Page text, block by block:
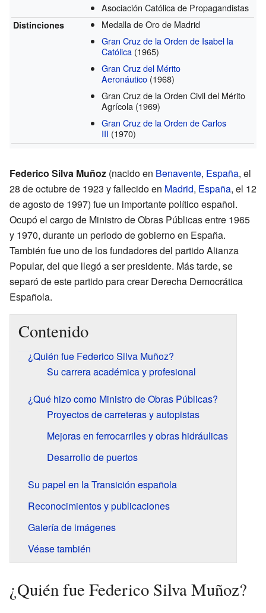
Asociación Católica de Propagandistas
Distinciones
Medalla de Oro de Madrid
Gran Cruz de la Orden de Isabel la
Católica (1965)
Gran Cruz del Mérito
Aeronáutico (1968)
Gran Cruz de la Orden Civil del Mérito
Agrícola (1969)
Gran Cruz de la Orden de Carlos
III (1970)
Federico Silva Muñoz (nacido en Benavente, España, el
28 de octubre de 1923 y fallecido en Madrid, España, el 12
de agosto de 1997) fue un importante político español.
Ocupó el cargo de Ministro de Obras Públicas entre 1965
y 1970, durante un periodo de gobierno en España.
También fue uno de los fundadores del partido Alianza
Popular, del que llegó a ser presidente. Más tarde, se
separó de este partido para crear Derecha Democrática
Española.
Contenido
¿Quién fue Federico Silva Muñoz?
Su carrera académica y profesional
¿Qué hizo como Ministro de Obras Públicas?
Proyectos de carreteras y autopistas
Mejoras en ferrocarriles y obras hidráulicas
Desarrollo de puertos
Su papel en la Transición española
Reconocimientos y publicaciones
Galería de imágenes
Véase también
¿Quién fue Federico Silva Muñoz?